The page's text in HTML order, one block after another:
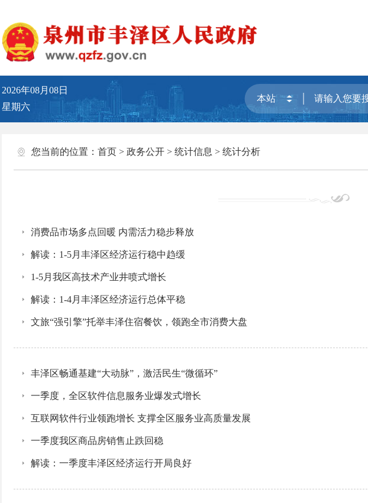
2026年08月08日
星期六
您当前的位置： 首页> 政务公开> 统计信息 > 统计分析
消费品市场多点回暖 内需活力稳步释放
解读：1-5月丰泽区经济运行稳中趋缓
1-5月我区高技术产业井喷式增长
解读：1-4月丰泽区经济运行总体平稳
文旅“强引擎”托举丰泽住宿餐饮，领跑全市消费大盘
丰泽区畅通基建“大动脉”，激活民生“微循环”
一季度，全区软件信息服务业爆发式增长
互联网软件行业领跑增长 支撑全区服务业高质量发展
一季度我区商品房销售止跌回稳
解读：一季度丰泽区经济运行开局良好